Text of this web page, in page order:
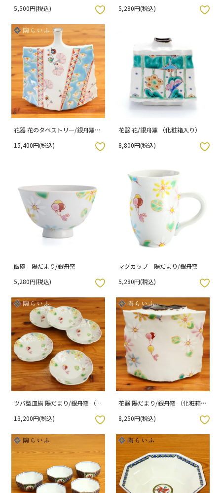
5,500円(税込)
5,280円(税込)
お気に入りボタン
花器 花のタペストリー/銀舟窯
15,400円(税込)
花器 花/銀舟窯 （化粧箱入り）
8,800円(税込)
お気に入りボタン
飯碗 陽だまり/銀舟窯
5,280円(税込)
マグカップ 陽だまり/銀舟窯
5,280円(税込)
お気に入りボタン
ツバ型皿揃 陽だまり/銀舟窯 （化
13,200円(税込)
花器 陽だまり/銀舟窯 （化粧箱入
8,250円(税込)
お気に入りボタン